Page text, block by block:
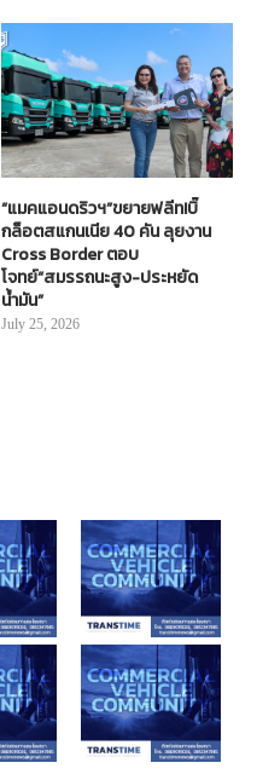
“แมคแอนดริวฯ”ขยายฟลีท!บิ๊
กล็อตสแกนเนีย 40 คัน ลุยงาน
Cross Border ตอบ
โจทย์“สมรรถนะสูง-ประหยัด
น้ำมัน”
July 25, 2026